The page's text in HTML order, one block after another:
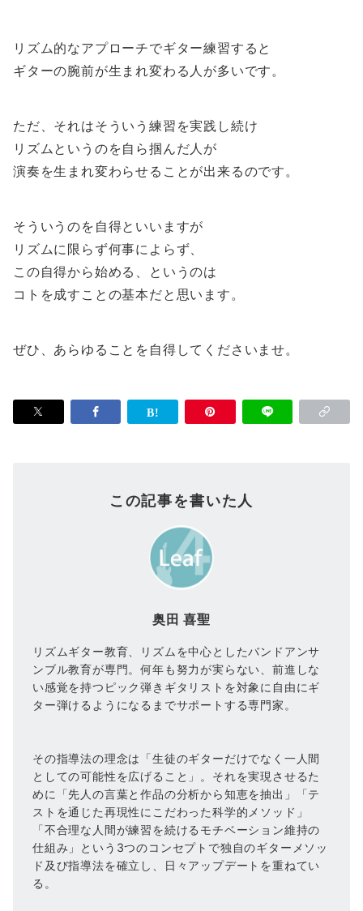
リズム的なアプローチでギター練習すると
ギターの腕前が生まれ変わる人が多いです。
ただ、それはそういう練習を実践し続け
リズムというのを自ら掴んだ人が
演奏を生まれ変わらせることが出来るのです。
そういうのを自得といいますが
リズムに限らず何事によらず、
この自得から始める、というのは
コトを成すことの基本だと思います。
ぜひ、あらゆることを自得してくださいませ。
この記事を書いた人
奥田 喜聖
リズムギター教育、リズムを中心としたバンドアンサ
ンブル教育が専門。何年も努力が実らない、前進しな
い感覚を持つピック弾きギタリストを対象に自由にギ
ター弾けるようになるまでサポートする専門家。
その指導法の理念は「生徒のギターだけでなく一人間
としての可能性を広げること」。それを実現させるた
めに「先人の言葉と作品の分析から知恵を抽出」「テ
ストを通じた再現性にこだわった科学的メソッド」
「不合理な人間が練習を続けるモチベーション維持の
仕組み」という3つのコンセプトで独自のギターメソッ
ド及び指導法を確立し、日々アップデートを重ねてい
る。